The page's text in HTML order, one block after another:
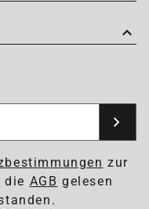
zur
die AGB gelesen